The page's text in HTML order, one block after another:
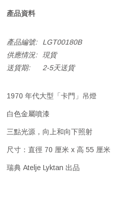
產品資料
產品編號:
LGT00180B
供應情況:
現貨
送貨期:
2-5天送貨
1970 年代大型「卡門」吊燈
白色金屬噴漆
三點光源，向上和向下照射
尺寸：直徑 70 厘米 x 高 55 厘米
瑞典 Atelje Lyktan 出品